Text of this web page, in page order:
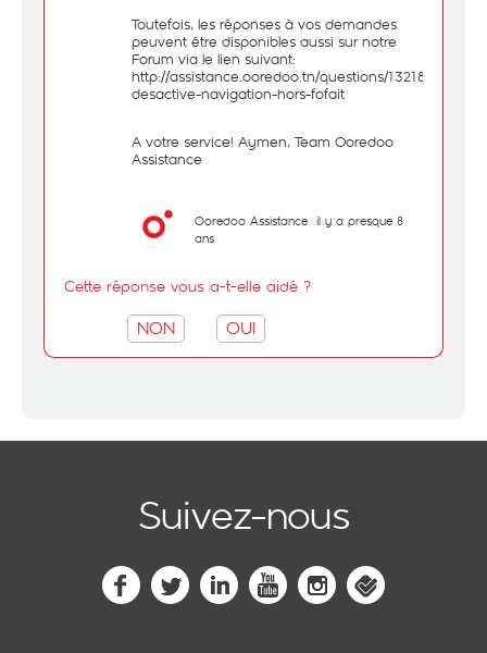
Toutefois, les réponses à vos demandes
peuvent être disponibles aussi sur notre
Forum via le lien suivant:
http://assistance.ooredoo.tn/questions/1321898-
desactive-navigation-hors-fofait
A votre service! Aymen, Team Ooredoo
Assistance
Ooredoo Assistance il y a presque 8
ans
Cette réponse vous a-t-elle aidé ?
NON OUI
Suivez-nous